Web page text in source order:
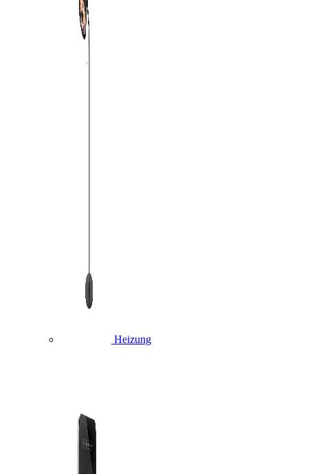
Heizung